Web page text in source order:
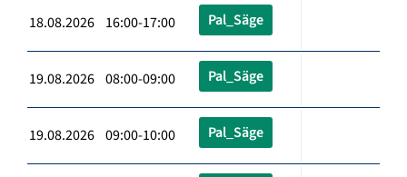
18.08.2026 16:00-17:00 Pal_Säge
19.08.2026 08:00-09:00 Pal_Säge
19.08.2026 09:00-10:00 Pal_Säge